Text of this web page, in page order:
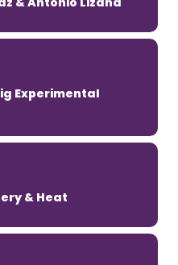
Experimental
& Heat